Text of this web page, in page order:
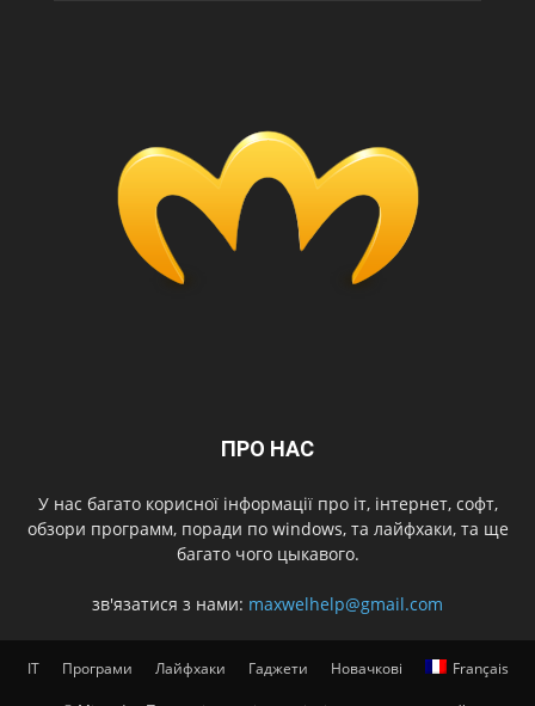
ПРО НАС
У нас багато корисної інформації про іт, інтернет, софт,
обзори программ, поради по windows, та лайфхаки, та ще
багато чого цыкавого.
зв'язатися з нами: maxwelhelp@gmail.com
IT Програми Лайфхаки Гаджети Новачкові Français